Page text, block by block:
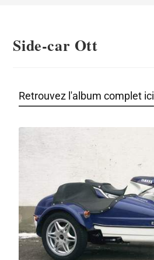
Side-car Ott
Retrouvez l'album complet ici